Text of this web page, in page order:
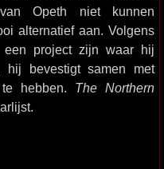
Opeth niet kunnen
alternatief aan. Volgens
een project zijn waar hij
bevestigt samen met
hebben. The Northern